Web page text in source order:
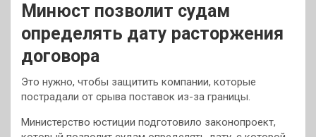
Минюст позволит судам
определять дату расторжения
договора
Это нужно, чтобы защитить компании, которые
пострадали от срыва поставок из-за границы.
Министерство юстиции подготовило законопроект,